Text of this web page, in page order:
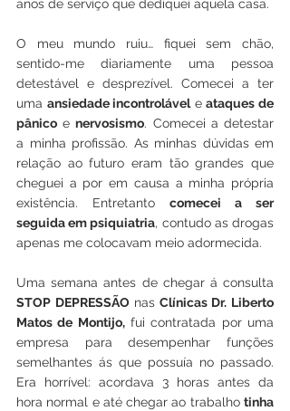
anos de serviço que dediquei aquela casa.
O meu mundo ruiu… fiquei sem chão,
sentido-me diariamente uma pessoa
detestável e desprezível. Comecei a ter
uma ansiedade incontrolável e ataques de
pânico e nervosismo. Comecei a detestar
a minha profissão. As minhas dúvidas em
relação ao futuro eram tão grandes que
cheguei a por em causa a minha própria
existência. Entretanto comecei a ser
seguida em psiquiatria, contudo as drogas
apenas me colocavam meio adormecida.
Uma semana antes de chegar á consulta
STOP DEPRESSÃO nas Clínicas Dr. Liberto
Matos de Montijo, fui contratada por uma
empresa para desempenhar funções
semelhantes ás que possuía no passado.
Era horrível: acordava 3 horas antes da
hora normal e até chegar ao trabalho tinha